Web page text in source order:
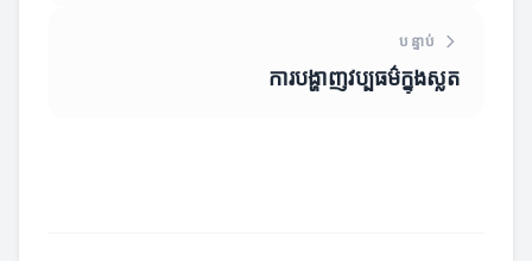
បន្ទាប់
ការបង្ហាញវប្បធម៌ក្នុងស្លត